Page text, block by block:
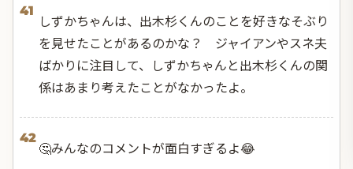
41
しずかちゃんは、出木杉くんのことを好きなそぶり
を見せたことがあるのかな？ ジャイアンやスネ夫
ばかりに注目して、しずかちゃんと出木杉くんの関
係はあまり考えたことがなかったよ。
42
🤔みんなのコメントが面白すぎるよ😂